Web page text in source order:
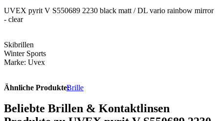
UVEX pyrit V S550689 2230 black matt / DL vario rainbow mirror
- clear
Skibrillen
Winter Sports
Marke: Uvex
Ähnliche Produkte:Brille
Beliebte Brillen & Kontaktlinsen